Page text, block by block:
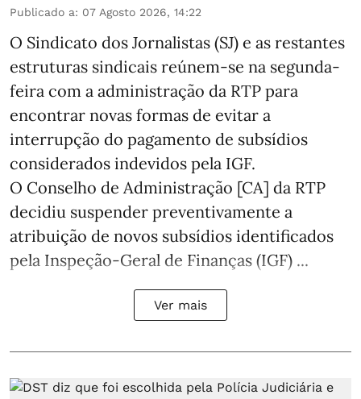
Publicado a: 07 Agosto 2026, 14:22
O Sindicato dos Jornalistas (SJ) e as restantes
estruturas sindicais reúnem-se na segunda-
feira com a administração da RTP para
encontrar novas formas de evitar a
interrupção do pagamento de subsídios
considerados indevidos pela IGF.
O Conselho de Administração [CA] da RTP
decidiu suspender preventivamente a
atribuição de novos subsídios identificados
pela Inspeção-Geral de Finanças (IGF) ...
Ver mais